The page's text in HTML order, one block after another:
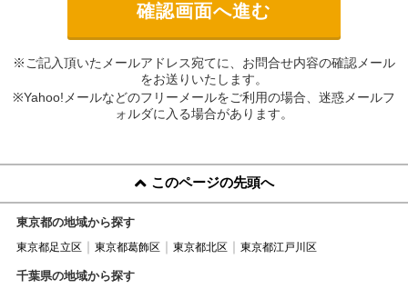
※ご記入頂いたメールアドレス宛てに、お問合せ内容の確認メール
をお送りいたします。
※Yahoo!メールなどのフリーメールをご利用の場合、迷惑メールフ
ォルダに入る場合があります。
このページの先頭へ
東京都の地域から探す
東京都足立区 東京都葛飾区 東京都北区 東京都江戸川区
千葉県の地域から探す